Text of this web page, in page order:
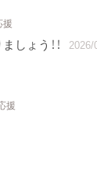
援
ょう！！ 2026/
援